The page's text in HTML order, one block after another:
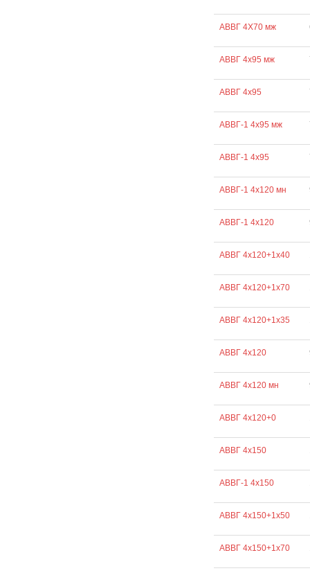
АВВГ 4Х70 мж
АВВГ 4х95 мж
АВВГ 4х95
АВВГ-1 4х95 мж
АВВГ-1 4х95
АВВГ-1 4х120 мн
АВВГ-1 4х120
АВВГ 4х120+1х40
АВВГ 4х120+1х70
АВВГ 4х120+1х35
АВВГ 4х120
АВВГ 4х120 мн
АВВГ 4х120+0
АВВГ 4х150
АВВГ-1 4х150
АВВГ 4х150+1х50
АВВГ 4х150+1х70